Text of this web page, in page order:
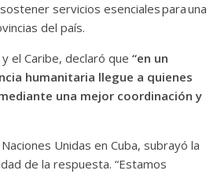
servicios esenciales para una
del país.
el Caribe, declaró que “en un
humanitaria llegue a quienes
una mejor coordinación y
Unidas en Cuba, subrayó la
de la respuesta. “Estamos